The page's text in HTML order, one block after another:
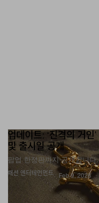
패션엔터테인먼트
업데이트: ‘진격의 거
및 출시일 공개
팝업 한정판까지 공개합니다.
Feb 9, 2026